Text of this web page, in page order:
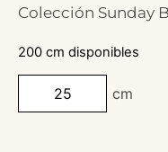
Colección Sunday
200 cm disponibles
cm